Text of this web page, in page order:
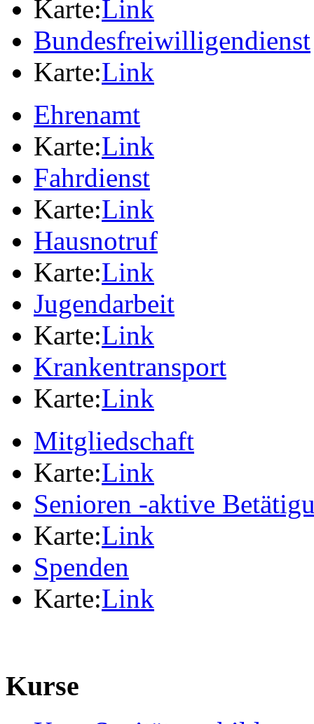
Karte:Link
Bundesfreiwilligendienst
Karte:Link
Ehrenamt
Karte:Link
Fahrdienst
Karte:Link
Hausnotruf
Karte:Link
Jugendarbeit
Karte:Link
Krankentransport
Karte:Link
Mitgliedschaft
Karte:Link
Senioren -aktive
Karte:Link
Spenden
Karte:Link
Kurse